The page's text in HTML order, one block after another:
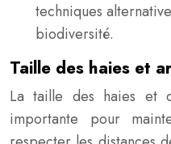
techniques
biodiversité.
Taille des haies et
La taille des haies et
importante pour